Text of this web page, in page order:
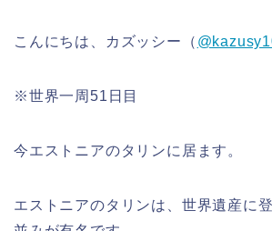
こんにちは、カズッシー（
※世界一周51日目
今エストニアのタリンに居ます。
エストニアのタリンは、世界遺産に